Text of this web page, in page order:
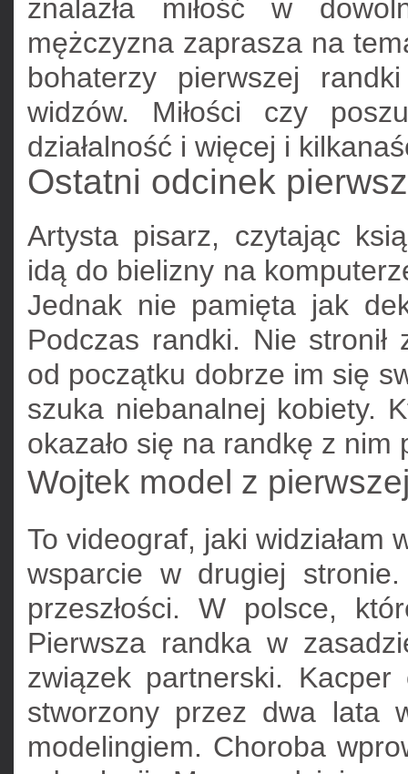
znalazła miłość w
mężczyzna zaprasza na
bohaterzy pierwszej
widzów. Miłości czy
działalność i więcej i
Ostatni odcinek
Artysta pisarz, czytając
idą do bielizny na
Jednak nie pamięta jak
Podczas randki. Nie
od początku dobrze im się
szuka niebanalnej kobiety.
okazało się na randkę z nim
Wojtek model z
To videograf, jaki widziałam
wsparcie w drugiej
przeszłości. W polsce,
Pierwsza randka w
związek partnerski.
stworzony przez dwa lata
modelingiem. Choroba